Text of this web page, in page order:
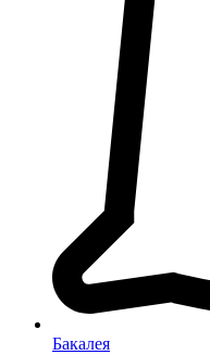
Бакалея